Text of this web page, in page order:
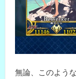
無論、このよう